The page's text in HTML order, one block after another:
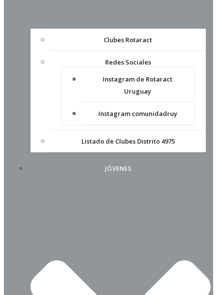
Clubes Rotaract
Redes Sociales
Instagram de Rotaract
Uruguay
Instagram comunidadruy
Listado de Clubes Distrito 4975
JÓVENES